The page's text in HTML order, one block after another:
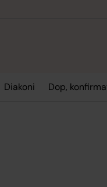
Diakoni Dop,